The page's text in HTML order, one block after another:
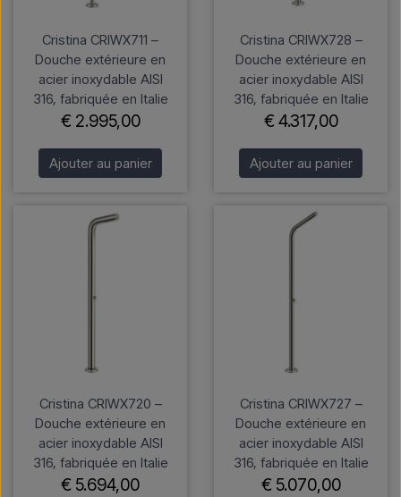
Cristina CRIWX711 –
Douche extérieure en
acier inoxydable AISI
316, fabriquée en Italie
€ 2.995,00
Ajouter au panier
Cristina CRIWX728 –
Douche extérieure en
acier inoxydable AISI
316, fabriquée en Italie
€ 4.317,00
Ajouter au panier
Cristina CRIWX720 –
Douche extérieure en
acier inoxydable AISI
316, fabriquée en Italie
€ 5.694,00
Cristina CRIWX727 –
Douche extérieure en
acier inoxydable AISI
316, fabriquée en Italie
€ 5.070,00